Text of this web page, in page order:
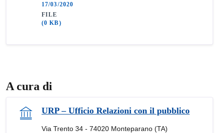
17/03/2020
FILE
(0 KB)
A cura di
URP – Ufficio Relazioni con il pubblico
Via Trento 34 - 74020 Monteparano (TA)